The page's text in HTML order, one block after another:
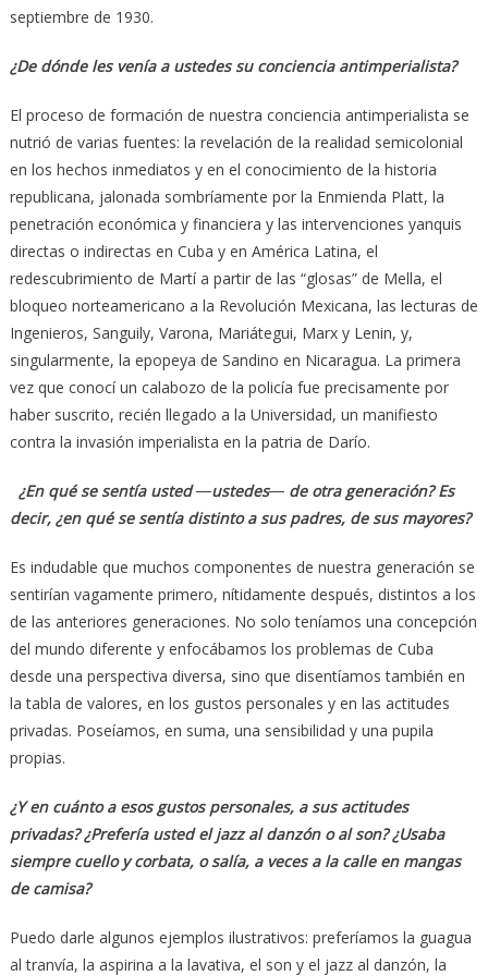
septiembre de 1930.
¿De dónde les venía a ustedes su conciencia antimperialista?
El proceso de formación de nuestra conciencia antimperialista se
nutrió de varias fuentes: la revelación de la realidad semicolonial
en los hechos inmediatos y en el conocimiento de la historia
republicana, jalonada sombríamente por la Enmienda Platt, la
penetración económica y financiera y las intervenciones yanquis
directas o indirectas en Cuba y en América Latina, el
redescubrimiento de Martí a partir de las “glosas” de Mella, el
bloqueo norteamericano a la Revolución Mexicana, las lecturas de
Ingenieros, Sanguily, Varona, Mariátegui, Marx y Lenin, y,
singularmente, la epopeya de Sandino en Nicaragua. La primera
vez que conocí un calabozo de la policía fue precisamente por
haber suscrito, recién llegado a la Universidad, un manifiesto
contra la invasión imperialista en la patria de Darío.
¿En qué se sentía usted ―ustedes― de otra generación? Es
decir, ¿en qué se sentía distinto a sus padres, de sus mayores?
Es indudable que muchos componentes de nuestra generación se
sentirían vagamente primero, nítidamente después, distintos a los
de las anteriores generaciones. No solo teníamos una concepción
del mundo diferente y enfocábamos los problemas de Cuba
desde una perspectiva diversa, sino que disentíamos también en
la tabla de valores, en los gustos personales y en las actitudes
privadas. Poseíamos, en suma, una sensibilidad y una pupila
propias.
¿Y en cuánto a esos gustos personales, a sus actitudes
privadas? ¿Prefería usted el jazz al danzón o al son? ¿Usaba
siempre cuello y corbata, o salía, a veces a la calle en mangas
de camisa?
Puedo darle algunos ejemplos ilustrativos: preferíamos la guagua
al tranvía, la aspirina a la lavativa, el son y el jazz al danzón, la